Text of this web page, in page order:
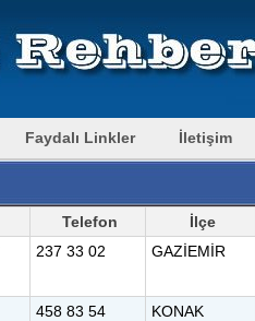
Faydalı Linkler İletişim
Telefon İlçe
237 33 02 GAZİEMİR
458 83 54 KONAK